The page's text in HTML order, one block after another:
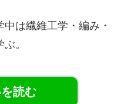
は繊維工学・編み・
。
読む